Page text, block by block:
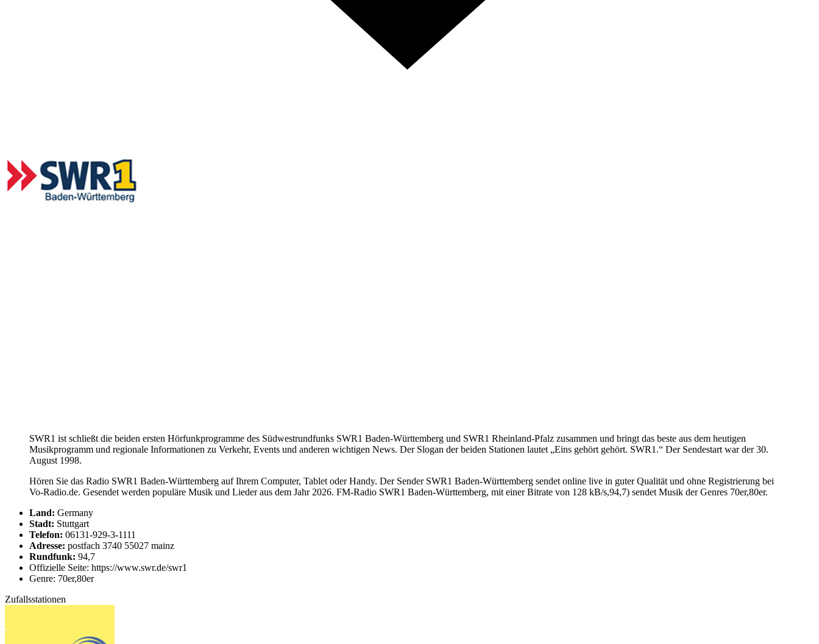
SWR1 ist schließt die beiden ersten Hörfunkprogramme des Südwestrundfunks SWR1 Baden-Württemberg und SWR1 Rheinland-Pfalz zusammen und bringt das beste aus dem heutigen
Musikprogramm und regionale Informationen zu Verkehr, Events und anderen wichtigen News. Der Slogan der beiden Stationen lautet „Eins gehört gehört. SWR1.“ Der Sendestart war der 30.
August 1998.
Hören Sie das Radio SWR1 Baden-Württemberg auf Ihrem Computer, Tablet oder Handy. Der Sender SWR1 Baden-Württemberg sendet online live in guter Qualität und ohne Registrierung bei
Vo-Radio.de. Gesendet werden populäre Musik und Lieder aus dem Jahr 2026. FM-Radio SWR1 Baden-Württemberg, mit einer Bitrate von 128 kB/s,94,7) sendet Musik der Genres 70er,80er.
Land: Germany
Stadt: Stuttgart
Telefon: 06131-929-3-1111
Adresse: postfach 3740 55027 mainz
Rundfunk: 94,7
Offizielle Seite: https://www.swr.de/swr1
Genre: 70er,80er
Zufallsstationen